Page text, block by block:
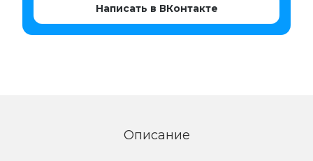
Написать в ВКонтакте
Описание